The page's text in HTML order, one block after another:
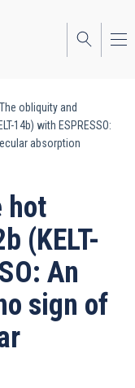
The obliquity and
14b) with ESPRESSO:
absorption
hot
(KELT-
An
sign of